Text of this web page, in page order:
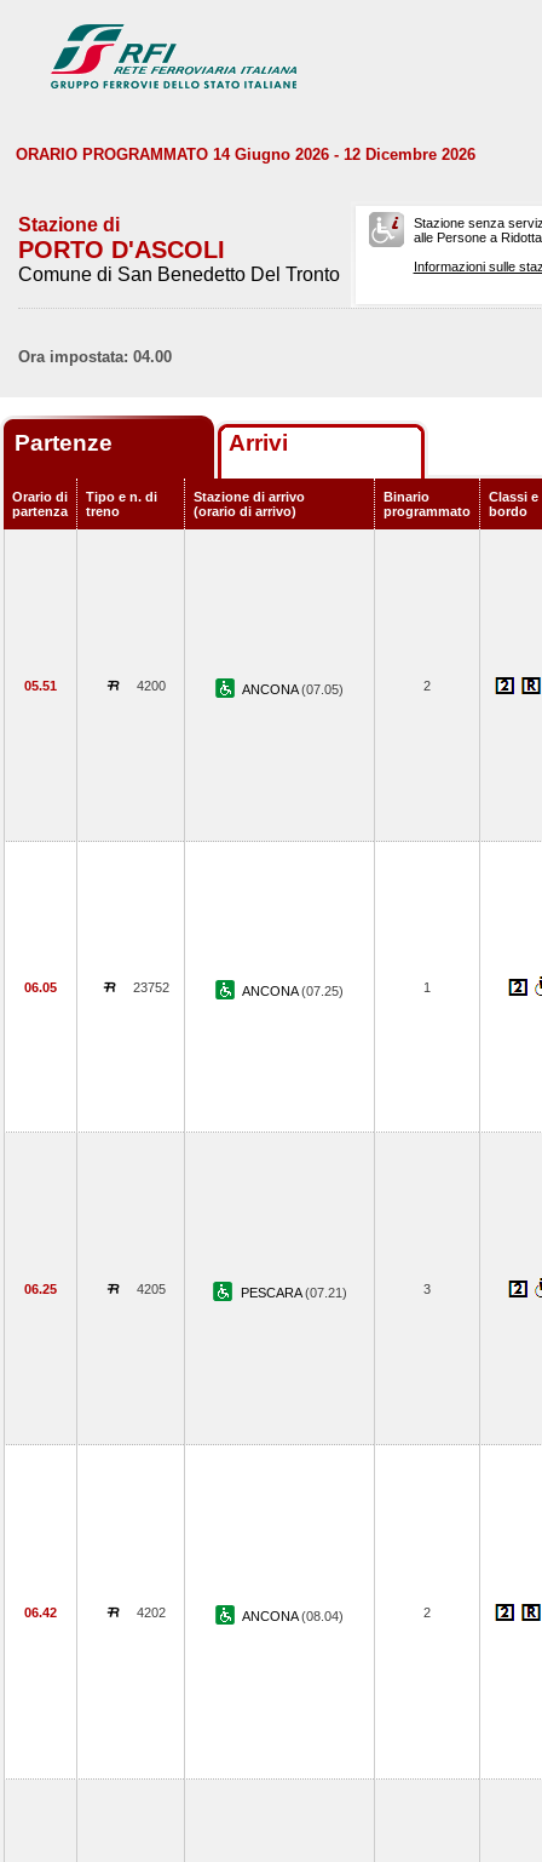
ORARIO PROGRAMMATO 14 Giugno 2026 - 12 Dicembre 2026
Stazione di
PORTO D'ASCOLI
Comune di San Benedetto Del Tronto
Stazione senza
alle Persone a
Informazioni sulle
Ora impostata: 04.00
Partenze Arrivi
Orario di
partenza
Tipo e n. di
treno
Stazione di arrivo
(orario di arrivo)
Binario
programmato
Classi e
bordo
05.51 4200 ANCONA(07.05) 2
06.05 23752 ANCONA(07.25) 1
06.25 4205 PESCARA(07.21) 3
06.42 4202 ANCONA(08.04) 2